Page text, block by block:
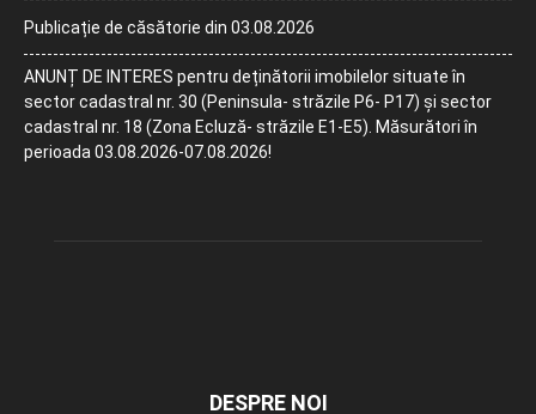
Publicație de căsătorie din 03.08.2026
ANUNȚ DE INTERES pentru deținătorii imobilelor situate în
sector cadastral nr. 30 (Peninsula- străzile P6- P17) și sector
cadastral nr. 18 (Zona Ecluză- străzile E1-E5). Măsurători în
perioada 03.08.2026-07.08.2026!
DESPRE NOI